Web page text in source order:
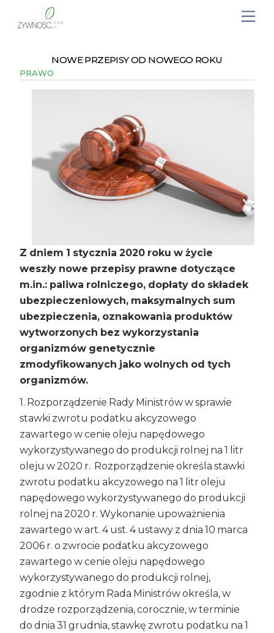
NOWE PRZEPISY OD NOWEGO ROKU
PRAWO
Z dniem 1 stycznia 2020 roku w życie
weszły nowe przepisy prawne dotyczące
m.in.: paliwa rolniczego, dopłaty do składek
ubezpieczeniowych, maksymalnych sum
ubezpieczenia, oznakowania produktów
wytworzonych bez wykorzystania
organizmów genetycznie
zmodyfikowanych jako wolnych od tych
organizmów.
1. Rozporządzenie Rady Ministrów w sprawie
stawki zwrotu podatku akcyzowego
zawartego w cenie oleju napędowego
wykorzystywanego do produkcji rolnej na 1 litr
oleju w 2020 r. Rozporządzenie określa stawki
zwrotu podatku akcyzowego na 1 litr oleju
napędowego wykorzystywanego do produkcji
rolnej na 2020 r. Wykonanie upoważnienia
zawartego w art. 4 ust. 4 ustawy z dnia 10 marca
2006 r. o zwrocie podatku akcyzowego
zawartego w cenie oleju napędowego
wykorzystywanego do produkcji rolnej,
zgodnie z którym Rada Ministrów określa, w
drodze rozporządzenia, corocznie, w terminie
do dnia 31 grudnia, stawkę zwrotu podatku na 1